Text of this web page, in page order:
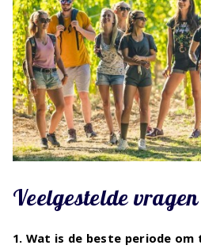
Veelgestelde
1. Wat is de beste periode om